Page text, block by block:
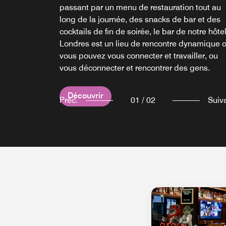
passant par un menu de restauration tout au
long de la journée, des snacks de bar et des
cocktails de fin de soirée, le bar de notre
Londres est un lieu de rencontre dynamique
vous pouvez vous connecter et travailler, ou
vous déconnecter et rencontrer des gens.
Découvrir
24h/24 et 7j/7. Entre collations saines,
fraîches, bouchées croustillantes et en-cas
sucrés, nous avons de quoi satisfaire, que
soyez là pour le tourisme ou pour faire la fête.
Choisissez ce qui vous plaît, payez au bar et
c'est parti !
Découvrir
Préc. 01 / 02